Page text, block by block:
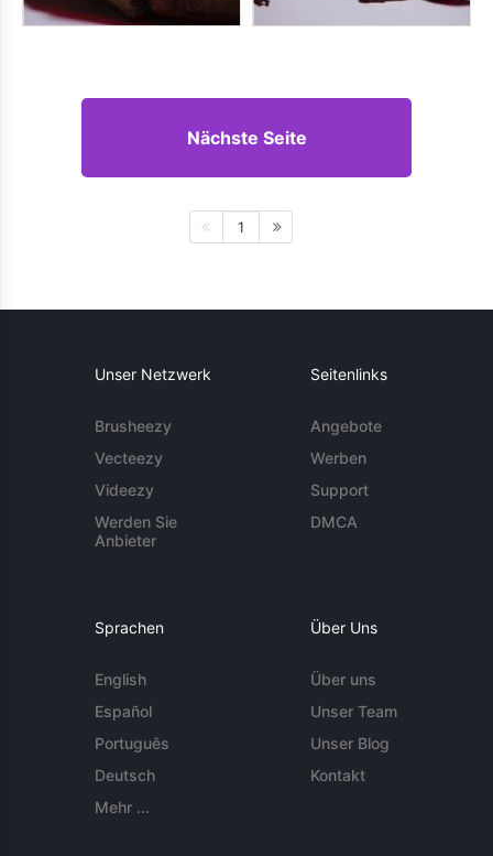
Nächste Seite
1
Unser Netzwerk
Brusheezy
Vecteezy
Videezy
Werden Sie
Anbieter
Seitenlinks
Angebote
Werben
Support
DMCA
Sprachen
English
Español
Português
Deutsch
Mehr ...
Über Uns
Über uns
Unser Team
Unser Blog
Kontakt